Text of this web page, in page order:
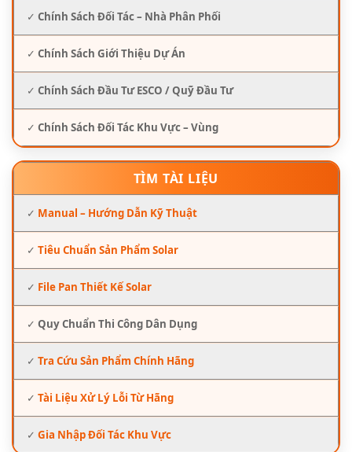
✓ Chính Sách Đối Tác – Nhà Phân Phối
✓ Chính Sách Giới Thiệu Dự Án
✓ Chính Sách Đầu Tư ESCO / Quỹ Đầu Tư
✓ Chính Sách Đối Tác Khu Vực – Vùng
TÌM TÀI LIỆU
✓ Manual – Hướng Dẫn Kỹ Thuật
✓ Tiêu Chuẩn Sản Phẩm Solar
✓ File Pan Thiết Kế Solar
✓ Quy Chuẩn Thi Công Dân Dụng
✓ Tra Cứu Sản Phẩm Chính Hãng
✓ Tài Liệu Xử Lý Lỗi Từ Hãng
✓ Gia Nhập Đối Tác Khu Vực